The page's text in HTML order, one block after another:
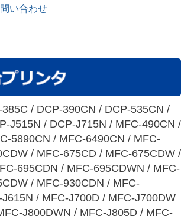
い合わせ
/ DCP-390CN / DCP-535CN /
J515N / DCP-J715N / MFC-490CN /
5890CN / MFC-6490CN / MFC-
/ MFC-675CD / MFC-675CDW /
695CDN / MFC-695CDWN / MFC-
/ MFC-930CDN / MFC-
/ MFC-J700D / MFC-J700DW
J800DWN / MFC-J805D / MFC-